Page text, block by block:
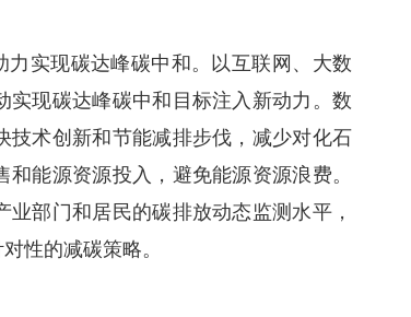
实现碳达峰碳中和。以互联网、大数
现碳达峰碳中和目标注入新动力。数
术创新和节能减排步伐，减少对化石
能源资源投入，避免能源资源浪费。
部门和居民的碳排放动态监测水平，
性的减碳策略。